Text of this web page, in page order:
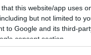
that this website/app uses
but not limited to
to Google and its third-
consent section.
για να είναι
ενώ
από ανθρώπους
είχα